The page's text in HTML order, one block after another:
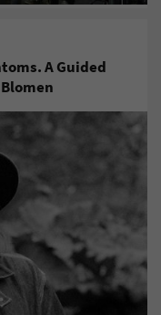
A Guided